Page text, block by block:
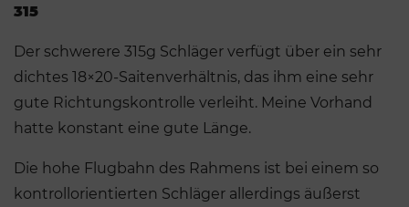
315
Der schwerere 315g Schläger verfügt über ein sehr
dichtes 18×20-Saitenverhältnis, das ihm eine sehr
gute Richtungskontrolle verleiht. Meine Vorhand
hatte konstant eine gute Länge.
Die hohe Flugbahn des Rahmens ist bei einem so
kontrollorientierten Schläger allerdings äußerst